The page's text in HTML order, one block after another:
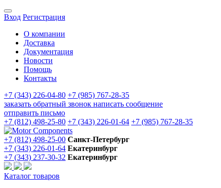
Вход Регистрация
О компании
Доставка
Документация
Новости
Помощь
Контакты
+7 (343) 226-04-80 +7 (985) 767-28-35
заказать обратный звонок написать сообщение
отправить письмо
+7 (812) 498-25-80 +7 (343) 226-01-64 +7 (985) 767-28-35
+7 (812) 498-25-00 Санкт-Петербург
+7 (343) 226-01-64 Екатеринбург
+7 (343) 237-30-32 Екатеринбург
Каталог товаров